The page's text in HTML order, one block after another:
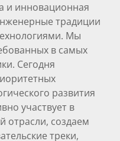
и инновационная
традиции
Мы
в самых
Сегодня
развития
участвует в
отрасли, создаем
треки,